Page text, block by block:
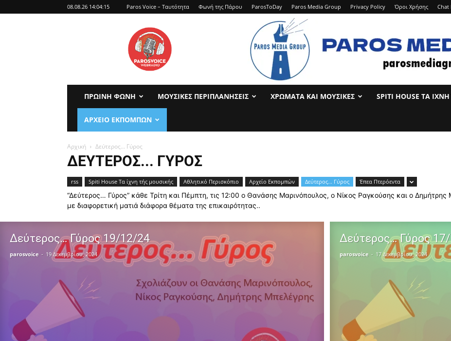
08.08.26 14:04:15 Paros Voice – Ταυτότητα Φωνή της Πάρου ParosToDay Paros Media Group Privacy Policy Όροι Χρήσης Chat
ΠΡΩΙΝΉ ΦΩΝΉ ΜΟΥΣΙΚΈΣ ΠΕΡΙΠΛΑΝΉΣΕΙΣ ΧΡΏΜΑΤΑ ΚΑΙ ΜΟΥΣΙΚΈΣ SPITI HOUSE ΤΑ
ΑΡΧΕΊΟ ΕΚΠΟΜΠΏΝ
Αρχική Δεύτερος... Γύρος
ΔΕΎΤΕΡΟΣ... ΓΎΡΟΣ
rss Spiti House Τα ίχνη τής μουσικής Αθλητικό Περισκόπιο Αρχείο Εκπομπών Δεύτερος... Γύρος Έπεα Πτερόεντα
“Δεύτερος… Γύρος” κάθε Τρίτη και Πέμπτη, τις 12:00 ο Θανάσης Μαρινόπουλος, ο Νίκος Ραγκούσης και ο Δημήτρης
με διαφορετική ματιά διάφορα θέματα της επικαιρότητας..
Δεύτερος… Γύρος 19/12/24
parosvoice - 19 Δεκεμβρίου, 2024
Δεύτερος… Γύρος
parosvoice - 17 Δεκεμβρίου, 2024